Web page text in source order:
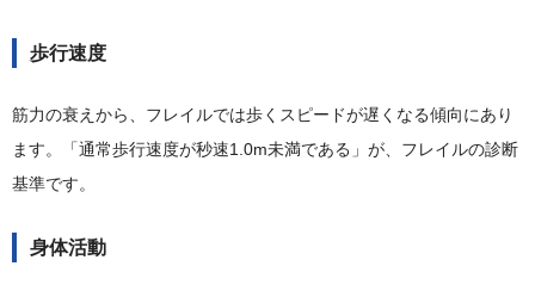
歩行速度
筋力の衰えから、フレイルでは歩くスピードが遅くなる傾向にあり
ます。「通常歩行速度が秒速1.0m未満である」が、フレイルの診断
基準です。
身体活動